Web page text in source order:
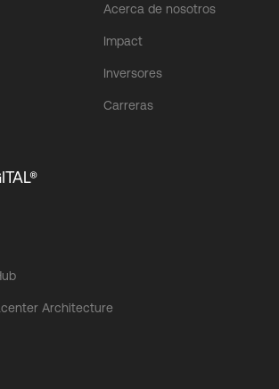
Acerca de nosotros
Impact
Inversores
Carreras
Architecture